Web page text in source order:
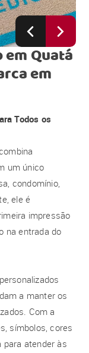
Quatá
em
Todos os
um único
condomínio,
ele é
impressão
na entrada do
a manter os
Com a
símbolos, cores
para atender às